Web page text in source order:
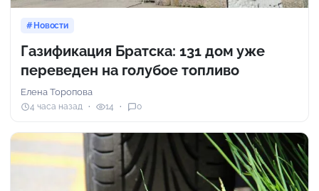
Новости
Газификация Братска: 131 дом уже
переведен на голубое топливо
Елена Торопова
4 часа назад 14 0